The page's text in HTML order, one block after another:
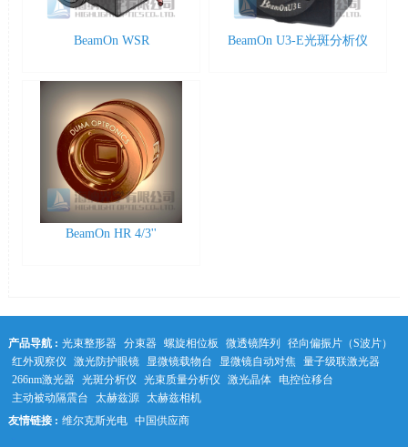
BeamOn WSR BeamOn U3-E光斑分析仪
BeamOn HR 4/3''
产品导航 : 光束整形器 分束器 螺旋相位板 微透镜阵列
径向偏振片（S波片）
红外观察仪
激光防护眼镜 显微镜载物台 显微镜自动对焦 量子级联激光器
266nm激光器 光斑分析仪 光束质量分析仪 激光晶体
电控位移台
主动被动隔震台
太赫兹源 太赫兹相机
友情链接 : 维尔克斯光电 中国供应商